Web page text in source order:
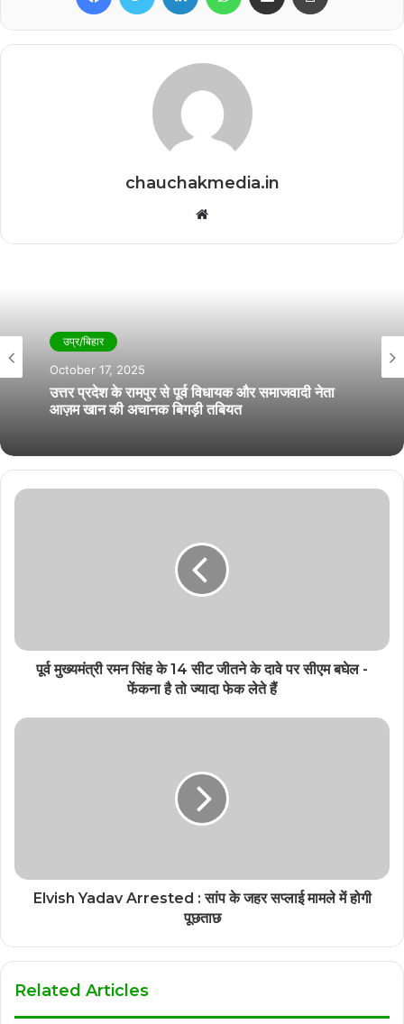
chauchakmedia.in
Website
उप्र/बिहार
October 17, 2025
उत्तर प्रदेश के रामपुर से पूर्व विधायक और समाजवादी नेता
आज़म खान की अचानक बिगड़ी तबियत
पूर्व मुख्यमंत्री रमन सिंह के 14 सीट जीतने के दावे पर सीएम बघेल -
फेंकना है तो ज्यादा फेक लेते हैं
Elvish Yadav Arrested : सांप के जहर सप्लाई मामले में होगी
पूछताछ
Related Articles